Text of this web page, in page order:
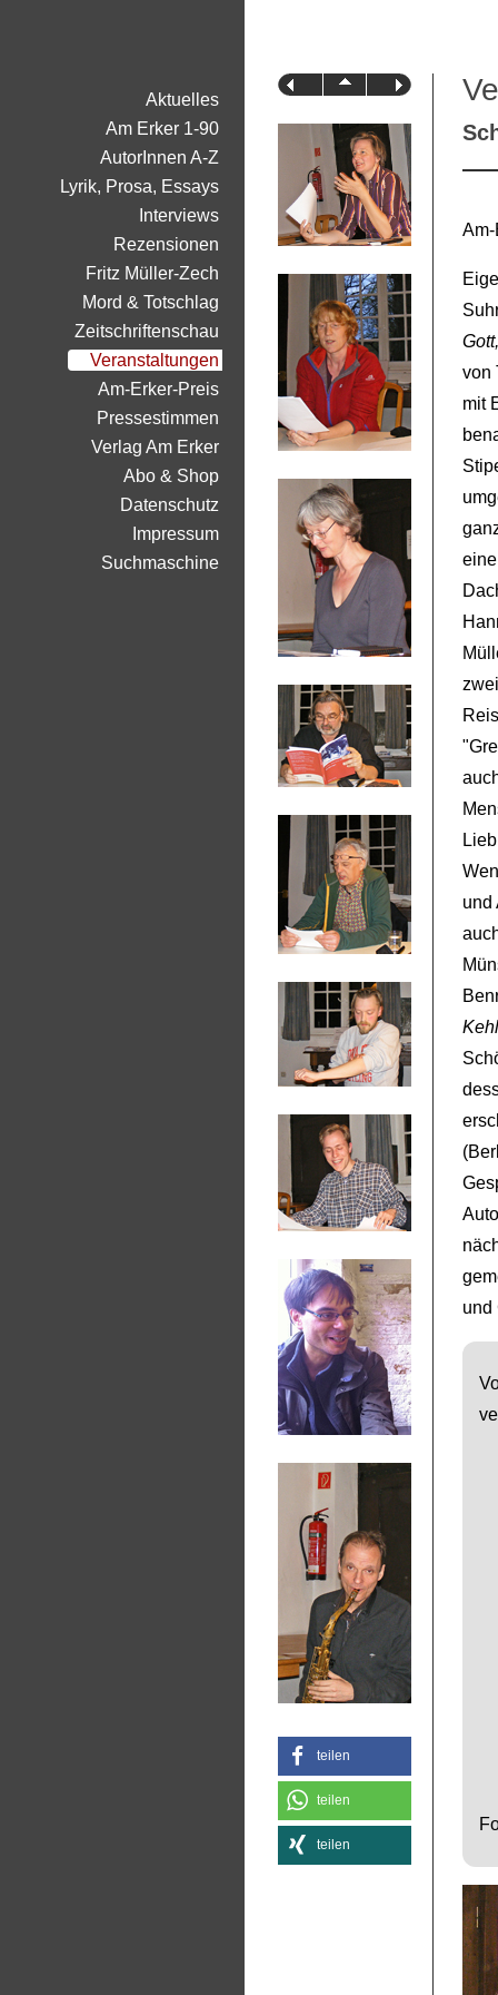
teilen
teilen
teilen
von
mit
und
und
Aktuelles
Am Erker 1-90
AutorInnen A-Z
Lyrik, Prosa, Essays
Interviews
Rezensionen
Fritz Müller-Zech
Mord & Totschlag
Zeitschriftenschau
Veranstaltungen
Am-Erker-Preis
Pressestimmen
Verlag Am Erker
Abo & Shop
Datenschutz
Impressum
Suchmaschine